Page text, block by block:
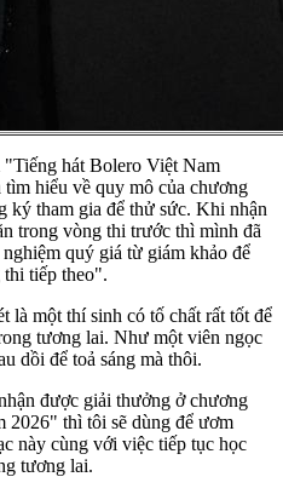
hát Bolero Việt Nam
hiểu về quy mô của chương
ký tham gia để thử sức. Khi nhận
trong vòng thi trước thì mình đã
quý giá từ giám khảo để
thi tiếp theo".
là một thí sinh có tố chất rất tốt để
tương lai. Như một viên ngọc
dồi để toả sáng mà thôi.
được giải thưởng ở chương
2026" thì tôi sẽ dùng để ươm
này cùng với việc tiếp tục học
tương lai.